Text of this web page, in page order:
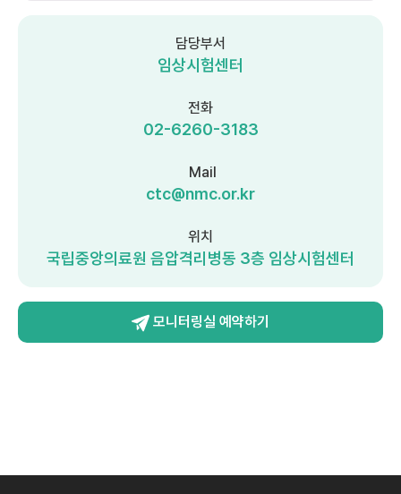
담당부서
임상시험센터
전화
02-6260-3183
Mail
ctc@nmc.or.kr
위치
국립중앙의료원 음압격리병동 3층 임상시험센터
모니터링실 예약하기